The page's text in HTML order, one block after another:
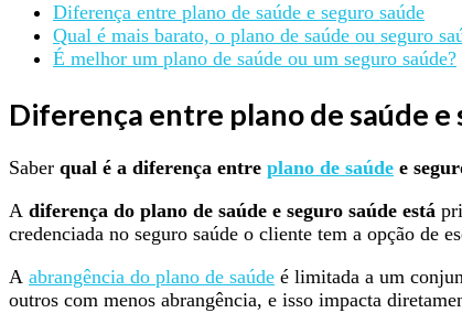
Diferença entre plano de saúde e seguro saúde
Qual é mais barato, o plano de saúde ou seguro
É melhor um plano de saúde ou um seguro saúde?
Diferença entre plano de saúde e
Saber qual é a diferença entre plano de saúde e
A diferença do plano de saúde e seguro saúde está
credenciada no seguro saúde o cliente tem a opção de
A abrangência do plano de saúde é limitada a um
outros com menos abrangência, e isso impacta